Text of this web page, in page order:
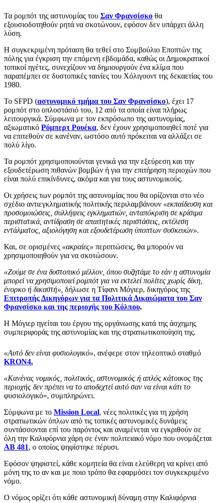
Τα ρομπότ της αστυνομίας του Σαν Φρανσίσκο θα
εξουσιοδοτηθούν ρητά να σκοτώνουν, εφόσον δεν υπάρχει άλλη
λύση.
Η συγκεκριμένη πρόταση θα τεθεί στο Συμβούλιο Εποπτών της
πόλης για έγκριση την επόμενη εβδομάδα, καθώς οι Δημοκρατικοί
τοπικοί ηγέτες, συνεχίζουν να δημιουργούν ένα κλίμα που
παραπέμπει σε δυστοπικές ταινίες του Χόλιγουντ της δεκαετίας του
1980.
Το SFPD (αστυνομικό τμήμα του Σαν Φρανσίσκο), έχει 17
ρομπότ στο οπλοστάσιό του, 12 από τα οποία είναι πλήρως
λειτουργικά. Σύμφωνα με τον εκπρόσωπο της αστυνομίας,
αξιωματικό Ρόμπερτ Ρουέκα, δεν έχουν χρησιμοποιηθεί ποτέ για
να επιτεθούν σε κανέναν, ωστόσο αυτό πρόκειται να αλλάξει σε
πολύ λίγο.
Τα ρομπότ χρησιμοποιούνται γενικά για την εξεύρεση και την
εξουδετέρωση πιθανών βομβών ή για την επιτήρηση περιοχών που
είναι πολύ επικίνδυνες, ακόμα και για τους αστυνομικούς.
Οι χρήσεις των ρομπότ της αστυνομίας που θα ορίζονται στο νέο
σχέδιο αντιεγκληματικής πολιτικής περιλαμβάνουν «εκπαίδευση και
προσομοιώσεις, συλλήψεις εγκληματιών, ανταπόκριση σε κρίσιμα
περιστατικά, αντίδραση σε απαιτητικές περιστάσεις, εκτέλεση
εντάλματος, αξιολόγηση και εξουδετέρωση ύποπτων συσκευών».
Και, σε ορισμένες «ακραίες» περιπτώσεις, θα μπορούν να
χρησιμοποιηθούν για να σκοτώσουν.
«Ζούμε σε ένα δυστοπικό μέλλον, όπου συζητάμε το εάν η αστυνομία
μπορεί να χρησιμοποιεί ρομπότ για να εκτελεί πολίτες χωρίς δίκη,
ένορκο ή δικαστή», δήλωσε η Τίφανι Μόγιερ, δικηγόρος της
Επιτροπής Δικηγόρων για τα Πολιτικά Δικαιώματα του Σαν
Φρανσίσκο και της περιοχής του Κόλπου.
Η Μόγιερ ηγείται του έργου της οργάνωσης κατά της άσχημης
συμπεριφοράς της αστυνομίας και της στρατιωτικοποίηση της.
«Αυτό δεν είναι φυσιολογικό», ανέφερε στον τηλεοπτικό σταθμό
KRON4.
«Κανένας νομικός, πολιτικός, αστυνομικός ή απλός κάτοικος της
περιοχής δεν πρέπει να το αποδεχτεί αυτό σαν να είναι κάτι το
φυσιολογικό», συμπληρώνει.
Σύμφωνα με το Mission Local, νέες πολιτικές για τη χρήση
στρατιωτικών όπλων από τις τοπικές αστυνομικές δυνάμεις
συντάσσονται επί του παρόντος και αναμένεται να εγκριθούν σε
όλη την Καλιφόρνια χάρη σε έναν πολιτειακό νόμο που ονομάζεται
AB 481, ο οποίος ψηφίστηκε πέρυσι.
Εφόσον ψηφιστεί, κάθε κομητεία θα είναι ελεύθερη να κρίνει από
μόνη της το αν και με ποιο τρόπο θα εφαρμόσει τον συγκεκριμένο
νόμο.
Ο νόμος ορίζει ότι κάθε αστυνομική δύναμη στην Καλιφόρνια